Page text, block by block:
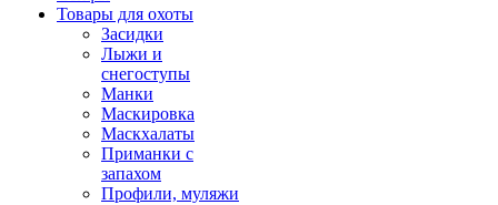
Товары для охоты
Засидки
Лыжи и
снегоступы
Манки
Маскировка
Маскхалаты
Приманки с
запахом
Профили, муляжи